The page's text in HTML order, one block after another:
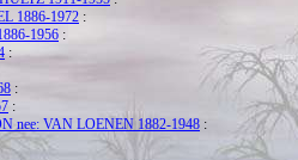
1886-1972 :
1956 :
:
:
:
nee: VAN LOENEN 1882-1948 :